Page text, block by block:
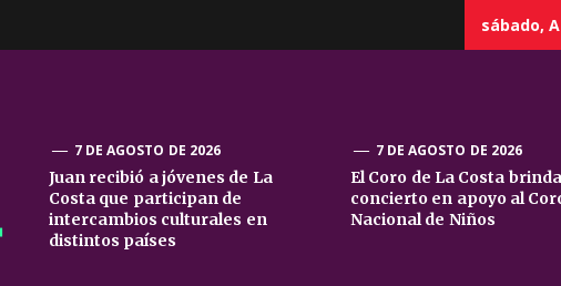
sábado,
La
Costa
7 DE AGOSTO DE 2026
Juan recibió a jóvenes de La
Costa que participan de
intercambios culturales en
distintos países
7 DE AGOSTO DE 2026
El Coro de La Costa
concierto en apoyo al
Nacional de Niños